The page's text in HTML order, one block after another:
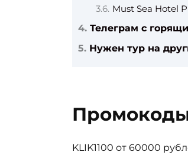
Must Sea Hotel
Телеграм с
Нужен тур на
KLIK1100 от 60000